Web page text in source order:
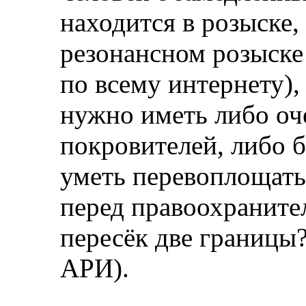
находится в
резонансном
по всему
нужно иметь либо
покровителей, либо
уметь
перед
пересёк две
АРИ).